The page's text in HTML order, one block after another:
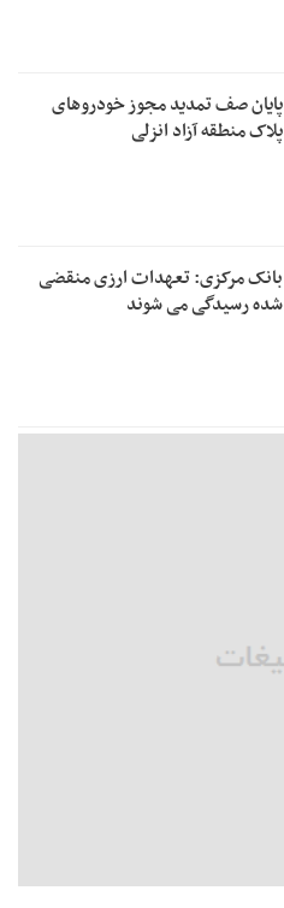
پایان صف تمدید مجوز خودروهای
پلاک منطقه آزاد انزلی
بانک مرکزی: تعهدات ارزی منقضی
شده رسیدگی می شوند